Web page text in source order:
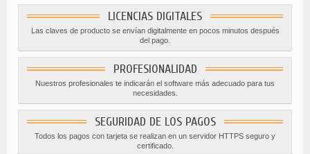
LICENCIAS DIGITALES
Las claves de producto se envían digitalmente en pocos minutos después
del pago.
PROFESIONALIDAD
Nuestros profesionales te indicarán el software más adecuado para tus
necesidades.
SEGURIDAD DE LOS PAGOS
Todos los pagos con tarjeta se realizan en un servidor HTTPS seguro y
certificado.